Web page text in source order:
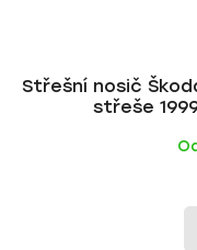
Střešní nosič
střeše